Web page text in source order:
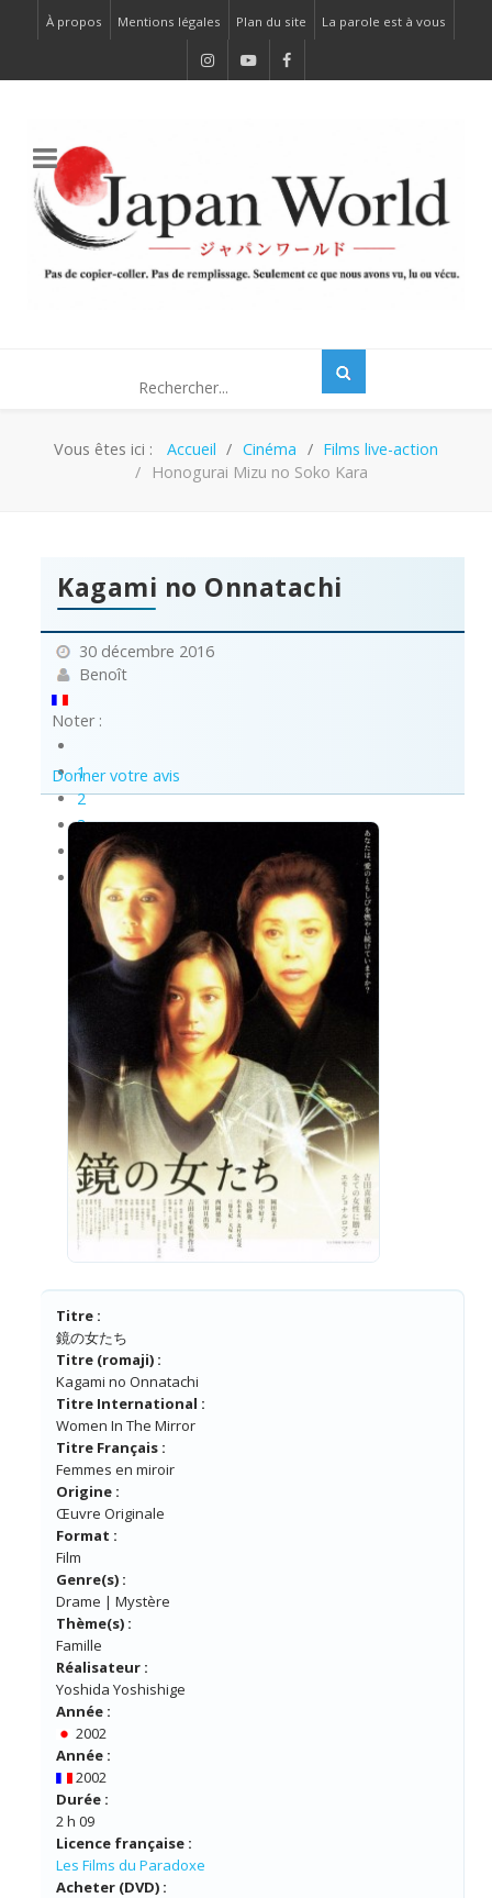
À propos Mentions légales Plan du site La parole est à vous
Vous êtes ici : Accueil Cinéma
Films live-action
Honogurai Mizu no Soko Kara
Kagami no Onnatachi
30 décembre 2016
Benoît
Noter :
1
2
3
5
Donner votre avis
Titre :
鏡の女たち
Titre (romaji) :
Kagami no Onnatachi
Titre International :
Women In The Mirror
Titre Français :
Femmes en miroir
Origine :
Œuvre Originale
Format :
Film
Genre(s) :
Drame | Mystère
Thème(s) :
Famille
Réalisateur :
Yoshida Yoshishige
Année :
2002
Année :
2002
Durée :
2 h 09
Licence française :
Les Films du Paradoxe
Acheter (DVD) :